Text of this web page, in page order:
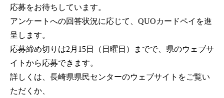
応募をお待ちしています。
アンケートへの回答状況に応じて、QUOカードペイを進
呈します。
応募締め切りは2月15日（日曜日）までで、県のウェブサ
イトから応募できます。
詳しくは、長崎県県民センターのウェブサイトをご覧い
ただくか、